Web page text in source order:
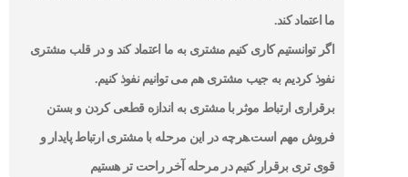
ما اعتماد کند.
اگر توانستیم کاری کنیم مشتری به ما اعتماد کند و در قلب مشتری
نفوذ کردیم به جیب مشتری هم می توانیم نفوذ کنیم.
برقراری ارتباط موثر با مشتری به اندازه قطعی کردن و بستن
فروش مهم است.هرچه در این مرحله با مشتری ارتباط پایدار و
قوی تری برقرار کنیم در مرحله آخر راحت تر هستیم